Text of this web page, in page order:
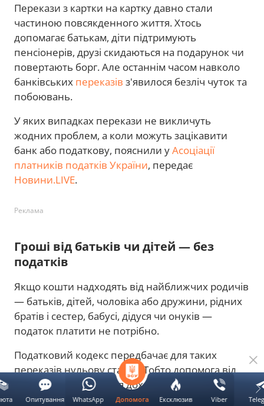
Перекази з картки на картку давно стали
частиною повсякденного життя. Хтось
допомагає батькам, діти підтримують
пенсіонерів, друзі скидаються на подарунок чи
повертають борг. Але останнім часом навколо
банківських переказів з'явилося безліч чуток та
побоювань.
У яких випадках перекази не викличуть
жодних проблем, а коли можуть зацікавити
банк або податкову, пояснили уАсоціації
платників податків України, передає
Новини.LIVE.
Реклама
Гроші від батьків чи дітей — без
податків
Якщо кошти надходять від найближчих родичів
— батьків, дітей, чоловіка або дружини, рідних
братів і сестер, бабусі, дідуся чи онуків —
податок платити не потрібно.
Податковий кодекс передбачає для таких
переказів нульову ставку. Тобто допомога від
родини не вважається доходом, який потрібно
оподатковувати.
Допомога Ексклюзив Viber
Опитування WhatsApp